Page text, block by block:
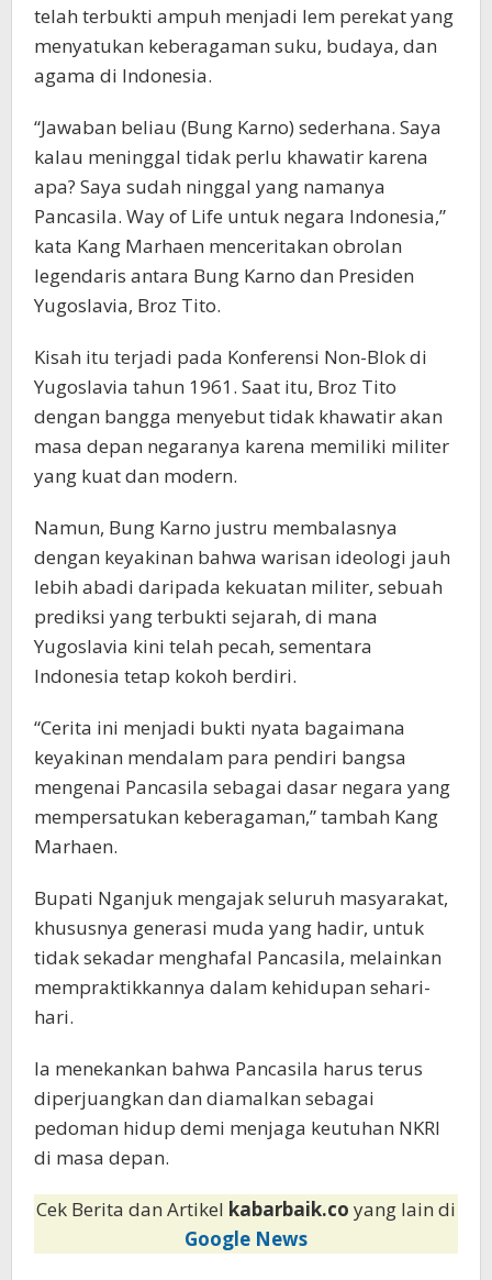
telah terbukti ampuh menjadi lem perekat yang
menyatukan keberagaman suku, budaya, dan
agama di Indonesia.
“Jawaban beliau (Bung Karno) sederhana. Saya
kalau meninggal tidak perlu khawatir karena
apa? Saya sudah ninggal yang namanya
Pancasila. Way of Life untuk negara Indonesia,”
kata Kang Marhaen menceritakan obrolan
legendaris antara Bung Karno dan Presiden
Yugoslavia, Broz Tito.
Kisah itu terjadi pada Konferensi Non-Blok di
Yugoslavia tahun 1961. Saat itu, Broz Tito
dengan bangga menyebut tidak khawatir akan
masa depan negaranya karena memiliki militer
yang kuat dan modern.
Namun, Bung Karno justru membalasnya
dengan keyakinan bahwa warisan ideologi jauh
lebih abadi daripada kekuatan militer, sebuah
prediksi yang terbukti sejarah, di mana
Yugoslavia kini telah pecah, sementara
Indonesia tetap kokoh berdiri.
“Cerita ini menjadi bukti nyata bagaimana
keyakinan mendalam para pendiri bangsa
mengenai Pancasila sebagai dasar negara yang
mempersatukan keberagaman,” tambah Kang
Marhaen.
Bupati Nganjuk mengajak seluruh masyarakat,
khususnya generasi muda yang hadir, untuk
tidak sekadar menghafal Pancasila, melainkan
mempraktikkannya dalam kehidupan sehari-
hari.
Ia menekankan bahwa Pancasila harus terus
diperjuangkan dan diamalkan sebagai
pedoman hidup demi menjaga keutuhan NKRI
di masa depan.
Cek Berita dan Artikel kabarbaik.co yang lain di
Google News